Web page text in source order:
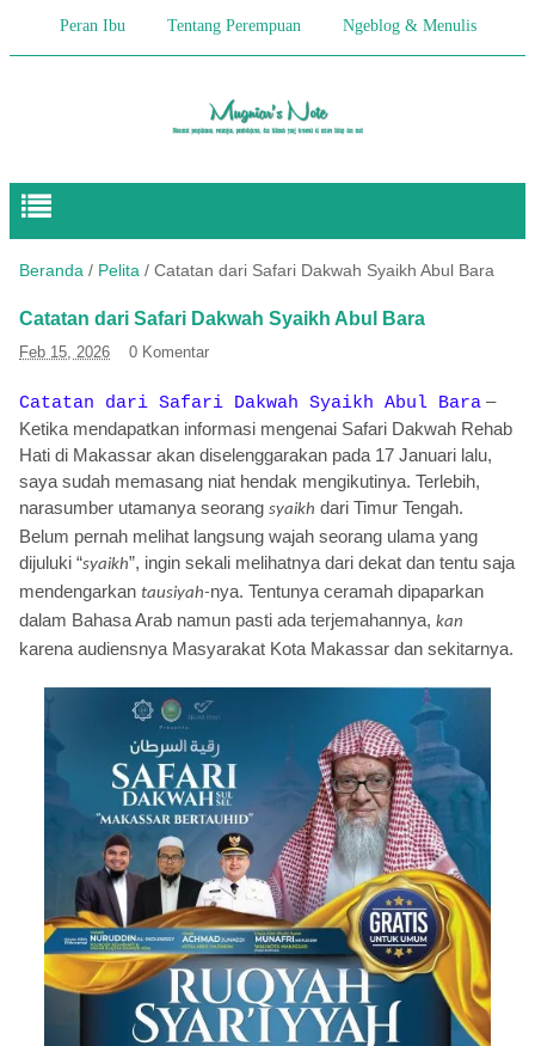
Peran Ibu Tentang Perempuan Ngeblog & Menulis
Pendidikan Anak
Beranda / Pelita / Catatan dari Safari Dakwah Syaikh Abul Bara
Catatan dari Safari Dakwah Syaikh Abul Bara
Feb 15, 2026 0 Komentar
Catatan dari Safari Dakwah Syaikh Abul Bara –
Ketika mendapatkan informasi mengenai Safari Dakwah Rehab
Hati di Makassar akan diselenggarakan pada 17 Januari lalu,
saya sudah memasang niat hendak mengikutinya. Terlebih,
narasumber utamanya seorang syaikh dari Timur Tengah.
Belum pernah melihat langsung wajah seorang ulama yang
dijuluki “syaikh”, ingin sekali melihatnya dari dekat dan tentu saja
mendengarkan tausiyah-nya. Tentunya ceramah dipaparkan
dalam Bahasa Arab namun pasti ada terjemahannya, kan
karena audiensnya Masyarakat Kota Makassar dan sekitarnya.